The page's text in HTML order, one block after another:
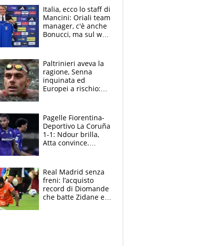
felice del mio livello"
Italia, ecco lo staff di
Mancini: Oriali team
manager, c'è anche
Bonucci, ma sul web
Paltrinieri aveva la
ragione, Senna
inquinata ed
Europei a rischio:
adesso
Pagelle Fiorentina-
Deportivo La Coruña
1-1: Ndour brilla,
Atta convince.
Real Madrid senza
freni: l’acquisto
record di Diomande
che batte Zidane e